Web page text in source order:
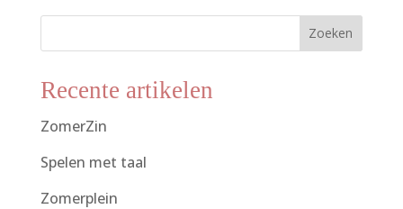
Zoeken
Recente artikelen
ZomerZin
Spelen met taal
Zomerplein